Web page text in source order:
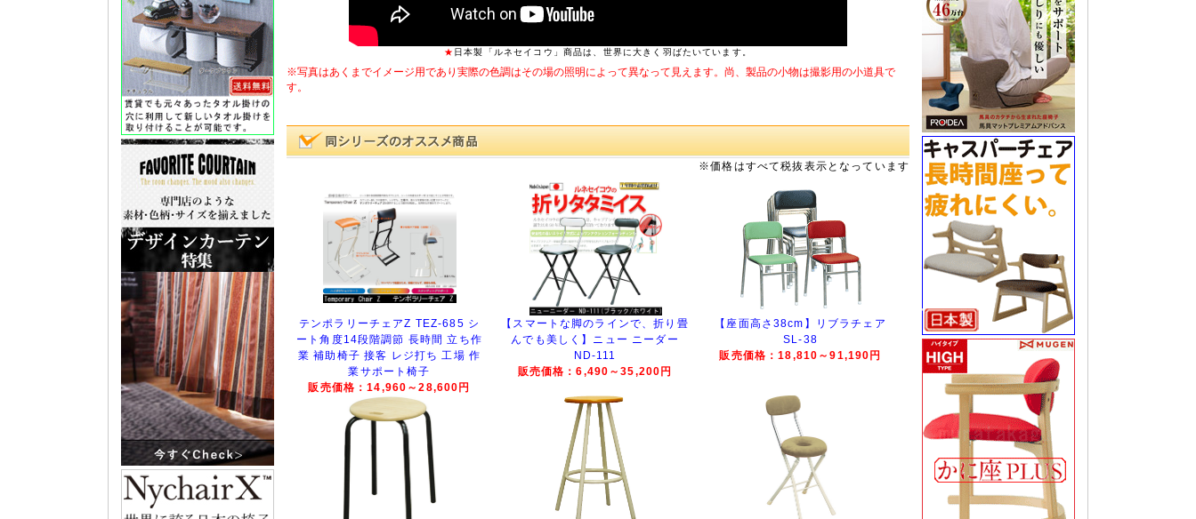
★ 日本製「ルネセイコウ」商品は、世界に大きく羽ばたいています。
※写真はあくまでイメージ用であり実際の色調はその場の照明によって異なって見えます。尚、製品の小物は撮影用の小道具で
す。
※価格はすべて税抜表示となっています
テンポラリーチェアZ TEZ-685 シ
ート角度14段階調節 長時間 立ち作
業 補助椅子 接客 レジ打ち 工場 作
業サポート椅子
販売価格：14,960～28,600円
【スマートな脚のラインで、折り畳
んでも美しく】ニュー ニーダー
ND-111
販売価格：6,490～35,200円
【座面高さ38cm】リブラチェア
SL-38
販売価格：18,810～91,190円